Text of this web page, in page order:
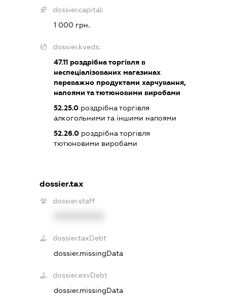
dossier.capital:
1 000 грн.
dossier.kveds:
47.11 роздрібна торгівля в
неспеціалізованих магазинах
переважно продуктами харчування,
напоями та тютюновими виробами
52.25.0 роздрібна торгівля
алкогольними та іншими напоями
52.26.0 роздрібна торгівля
тютюновими виробами
dossier.tax
dossier.staff
dossier.taxDebt
dossier.missingData
dossier.esvDebt
dossier.missingData